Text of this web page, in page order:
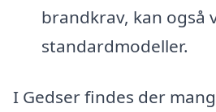
brandkrav, kan også
standardmodeller.
I Gedser findes der